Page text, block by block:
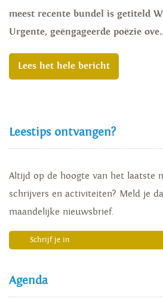
meest recente bundel is getiteld
Urgente, geëngageerde poëzie
Lees het hele bericht
Leestips ontvangen?
Altijd op de hoogte van het laatste
schrijvers en activiteiten? Meld je
maandelijke nieuwsbrief.
Schrijf je in
Agenda